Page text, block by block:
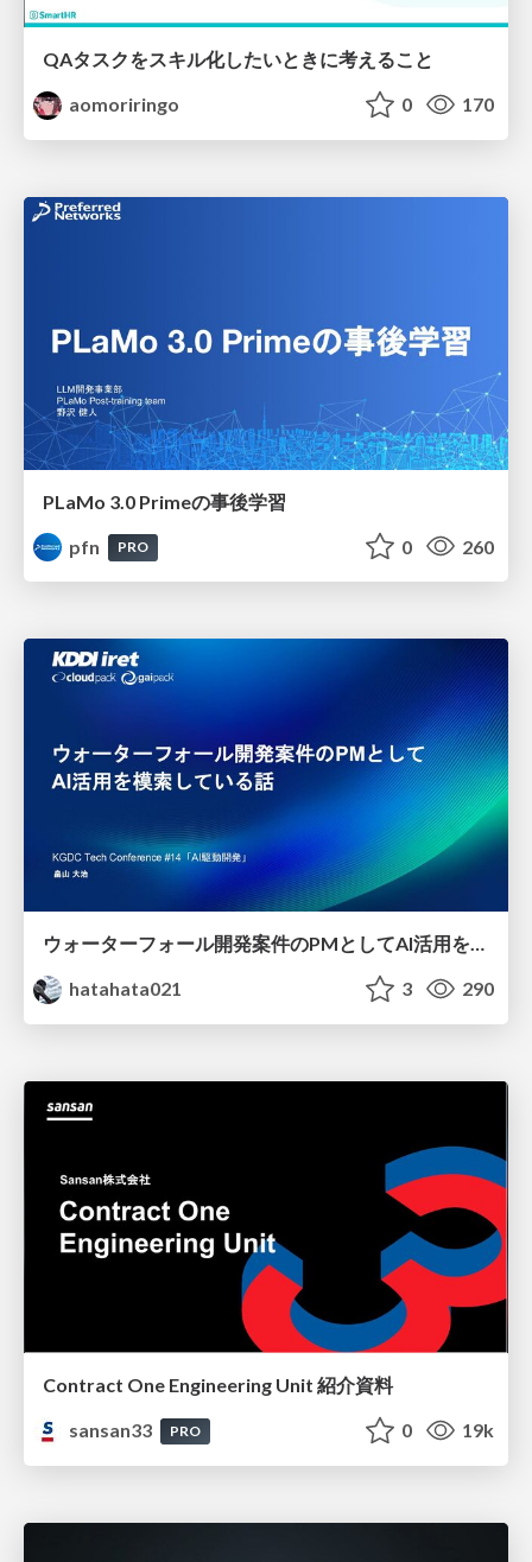
QAタスクをスキル化したいときに考えること
aomoriringo
0 170
PLaMo 3.0 Primeの事後学習
pfn
PRO 0 260
ウォーターフォール開発案件のPMとしてAI活用を模索している話
hatahata021
3 290
Contract One Engineering Unit 紹介資料
sansan33
PRO 0 19k